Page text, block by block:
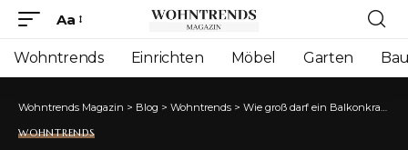
Font
Resizer
Aa
Wohntrends Einrichten Möbel Garten
Wohntrends Magazin > Blog > Wohntrends > Wie groß darf ein Balkonkraftwerk ohne Genehmigung sein? Richtlinien und Tipps
WOHNTRENDS